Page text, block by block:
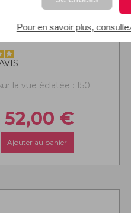
Pour en savoir plus,
GRAISSE
la vue éclatée : 150
52,00 €
Ajouter au panier